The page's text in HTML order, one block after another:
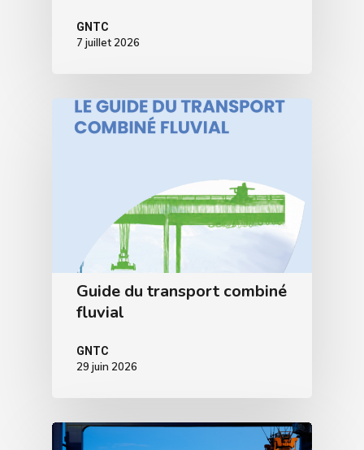
GNTC
7 juillet 2026
Guide du transport combiné
fluvial
GNTC
29 juin 2026